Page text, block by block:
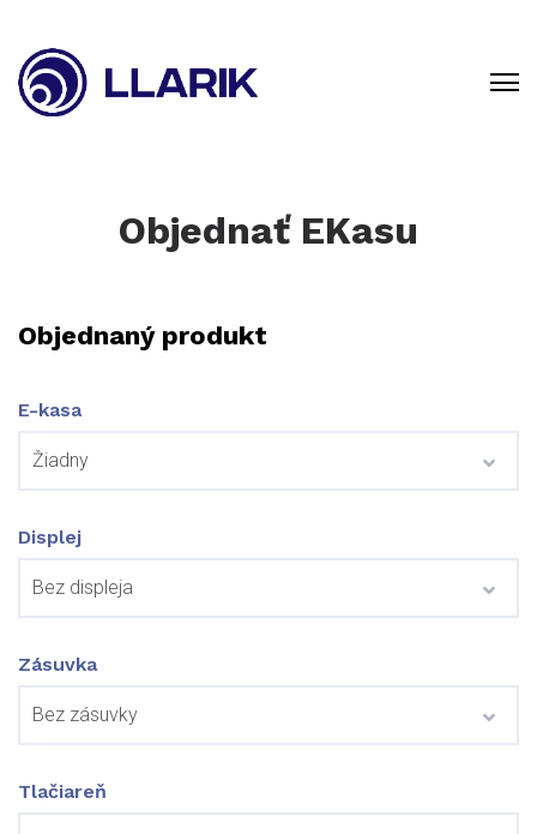
Objednať EKasu
Objednaný produkt
E-kasa
Displej
Zásuvka
Tlačiareň